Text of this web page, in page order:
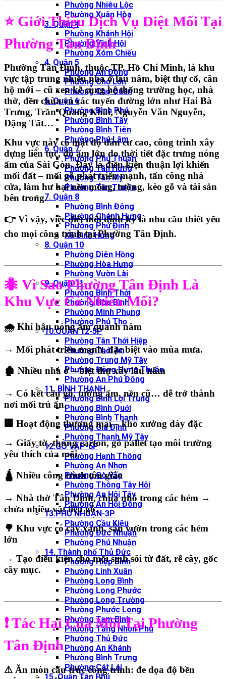
Phường Nhiêu Lộc
Phường Xuân Hòa
3. Quận 4
Phường Khánh Hội
Phường Vĩnh Hội
Phường Xóm Chiếu
4. Quận 5
Phường An Đông
Phường Chợ Lớn
Phường Chợ Quán
5. Quận 6
Phường Bình Phú
Phường Bình Tây
Phường Bình Tiên
Phường Phú Lâm
6. Quận 7
Phường Phú Thuận
Phường Tân Hưng
Phường Tân Mỹ
Phường Tân Thuận
7. Quận 8
Phường Bình Đông
Phường Chánh Hưng
Phường Phú Định
Xã Bình Hưng
8. Quận 10
Phường Diên Hồng
Phường Hòa Hưng
Phường Vườn Lài
9. Quận 11
Phường Bình Thới
Phường Hòa Bình
Phường Minh Phụng
Phường Phú Thọ
10.QUẬN 12-5P
Phường Tân Thới Hiệp
Phường Thới An
Phường Trung Mỹ Tây
Phường Đông Hưng Thuận
Phường An Phú Đông
11. BÌNH THẠNH
Phường Bình Lợi Trung
Phường Bình Quới
Phường Bình Thạnh
Phường Gia Định
Phường Thạnh Mỹ Tây
12.GÒ VẤP-6P
Phường Hạnh Thông
Phường An Nhơn
Phường Gò Vấp
Phường Thông Tây Hội
Phường An Hội Tây
Phường An Hội Đông
13.PHÚ NHUẬN-3P
Phường Cầu Kiệu
Phường Đức Nhuận
Phường Phú Nhuận
14. Thành phố Thủ Đức
Phường Hiệp Bình
Phường Linh Xuân
Phường Long Bình
Phường Long Phước
Phường Long Trường
Phường Phước Long
Phường Tam Bình
Phường Tăng Nhơn Phú
Phường Thủ Đức
Phường An Khánh
Phường Bình Trưng
Phường Cát Lái
15. Quận Tân Phú
⭐ Giới Thiệu Dịch Vụ Diệt Mối Tại
Phường Tân Định
Phường Tân Định, thuộcTP. Hồ Chí Minh, là khu
vực tập trung nhiều nhà ở lâu năm, biệt thự cổ, căn
hộ mới – cũ xen kẽ cùng hệ thống trường học, nhà
thờ, đền chùa và các tuyến đường lớn như Hai Bà
Trưng, Trần Quang Khải, Nguyễn Văn Nguyễn,
Đặng Tất…
Khu vực này có mật độ dân cư cao, công trình xây
dựng liên tục, độ ẩm lớn do thời tiết đặc trưng nóng
ẩm của Sài Gòn. Đây là điều kiện thuận lợi khiến
mối đất – mối gỗ phát triển mạnh, tấn công nhà
cửa, làm hư hại nền móng, tường, kèo gỗ và tài sản
bên trong.
👉 Vì vậy, việcdiệt mối định kỳlà nhu cầu thiết yếu
cho mọi công trình tạiPhường Tân Định.
🐜 Vì Sao Phường Tân Định Là
Khu Vực Có Nhiều Mối?
🌧 Khí hậu nóng ẩm quanh năm
→ Mối phát triển mạnh, đặc biệt vào mùa mưa.
🏚 Nhiều nhà ở – biệt thự xây lâu năm
→ Có kết cấu gỗ, tường ẩm, nền cũ… dễ trở thành
nơi mối trú ẩn.
🏢 Hoạt động thương mại – kho xưởng dày đặc
→ Giấy tờ, thùng carton, gỗ pallet tạo môi trường
yêu thích của mối.
🛕 Nhiều công trình tôn giáo
→ Nhà thờ Tân Định, chùa nhỏ trong các hẻm →
chứa nhiều vật liệu gỗ.
🌳 Khu vực có cây xanh, sân vườn trong các hẻm
lớn
→ Tạo điều kiện cho mối sinh sôi từ đất, rễ cây, gốc
cây mục.
❗ Tác Hại Của Mối Tại Phường
Tân Định
⚠ Ăn mòn cấu trúc công trình: đe dọa độ bền